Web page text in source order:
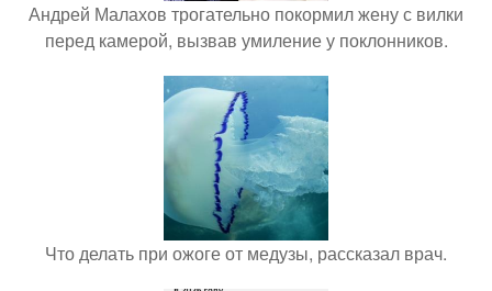
Андрей Малахов трогательно покормил жену с вилки
перед камерой, вызвав умиление у поклонников.
Что делать при ожоге от медузы, рассказал врач.